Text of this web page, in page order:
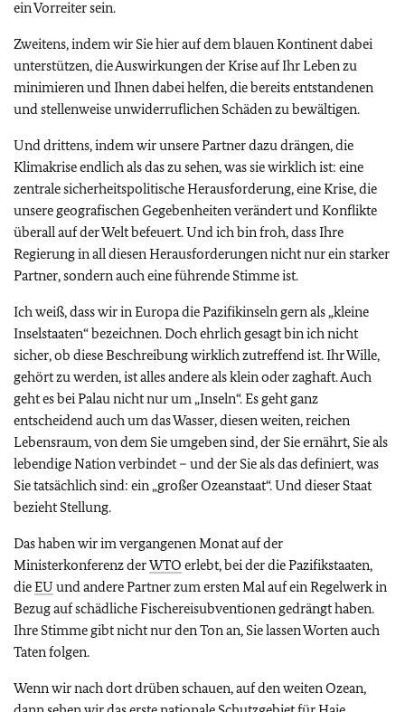
ein Vorreiter sein.
Zweitens, indem wir Sie hier auf dem blauen Kontinent dabei
unterstützen, die Auswirkungen der Krise auf Ihr Leben zu
minimieren und Ihnen dabei helfen, die bereits entstandenen
und stellenweise unwiderruflichen Schäden zu bewältigen.
Und drittens, indem wir unsere Partner dazu drängen, die
Klimakrise endlich als das zu sehen, was sie wirklich ist: eine
zentrale sicherheitspolitische Herausforderung, eine Krise, die
unsere geografischen Gegebenheiten verändert und Konflikte
überall auf der Welt befeuert. Und ich bin froh, dass Ihre
Regierung in all diesen Herausforderungen nicht nur ein starker
Partner, sondern auch eine führende Stimme ist.
Ich weiß, dass wir in Europa die Pazifikinseln gern als „kleine
Inselstaaten“ bezeichnen. Doch ehrlich gesagt bin ich nicht
sicher, ob diese Beschreibung wirklich zutreffend ist. Ihr Wille,
gehört zu werden, ist alles andere als klein oder zaghaft. Auch
geht es bei Palau nicht nur um „Inseln“. Es geht ganz
entscheidend auch um das Wasser, diesen weiten, reichen
Lebensraum, von dem Sie umgeben sind, der Sie ernährt, Sie als
lebendige Nation verbindet – und der Sie als das definiert, was
Sie tatsächlich sind: ein „großer Ozeanstaat“. Und dieser Staat
bezieht Stellung.
Das haben wir im vergangenen Monat auf der
Ministerkonferenz derWTO erlebt, bei der die Pazifikstaaten,
dieEU und andere Partner zum ersten Mal auf ein Regelwerk in
Bezug auf schädliche Fischereisubventionen gedrängt haben.
Ihre Stimme gibt nicht nur den Ton an, Sie lassen Worten auch
Taten folgen.
Wenn wir nach dort drüben schauen, auf den weiten Ozean,